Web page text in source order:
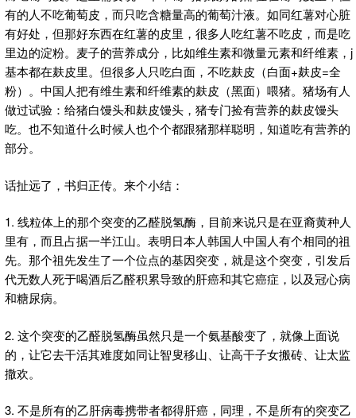
有的人不吃葡萄皮，而只吃含糖量高的葡萄汁液。如同红薯对心脏
有好处，但那好东西在红薯的皮里，很多人吃红薯不吃皮，而是吃
里边的淀粉。麦子的营养成分，比如维生素和微量元素和纤维素，j
基本都在麸皮里。但很多人只吃白面，不吃麸皮（白面+麸皮=全
粉）。中国人把有维生素和纤维素的麸皮（黑面）喂猪。猪场有人
做过试验：给猪白馒头和麸皮馒头，猪专门捡有营养的麸皮馒头
吃。也不知道什么时候人也个个都跟猪那样聪明，知道吃有营养的
部分。
话扯远了，书归正传。来个小结：
1. 线粒体上的那个突变的乙醛脱氢酶，目前来说只是在亚裔黄种人
里有，而且占据一半江山。表明日本人韩国人中国人有个相同的祖
先。那个祖先发生了一个位点的基因突变，就是这个突变，引发后
代无数人死于喝酒后乙醛积累导致的肝癌和其它癌症，以及冠心病
和糖尿病。
2. 这个突变的乙醛脱氢酶虽然只是一个氨基酸变了，就像上面说
的，让它去干活其难度如同让智叟移山、让高干子女搬砖、让太监
撒欢。
3. 不是所有的乙肝病毒携带者都得肝癌，同理，不是所有的突变乙